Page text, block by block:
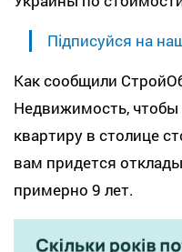
Підписуйся на
Как сообщили
Недвижимость,
квартиру в столице
вам придется
примерно 9 лет.